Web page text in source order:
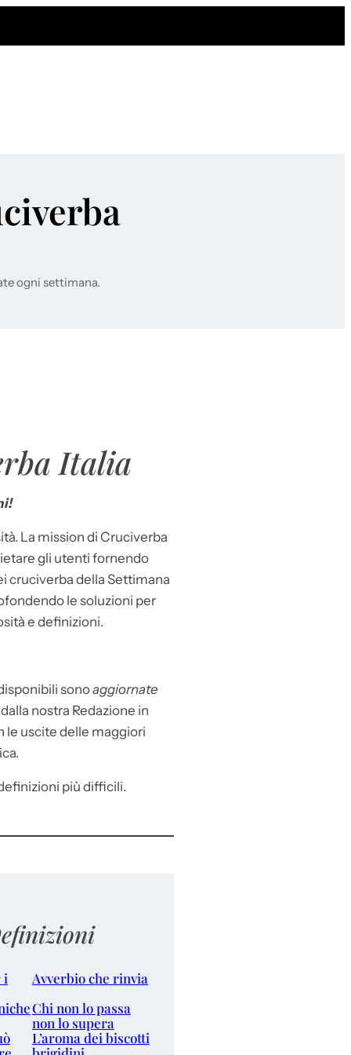
ogni settimana.
Italia
La mission di Cruciverba
gli utenti fornendo
cruciverba della Settimana
le soluzioni per
e definizioni.
sonoaggiornate
dalla nostra Redazione in
le uscite delle maggiori
più difficili.
i
Avverbio che rinvia
Chi non lo passa
non lo supera
L’aroma dei biscotti